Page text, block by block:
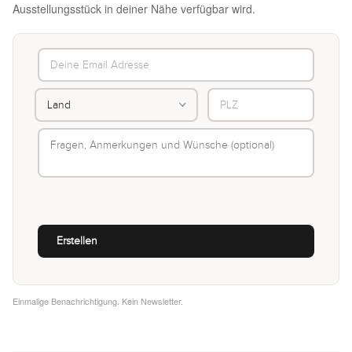
Ausstellungsstück in deiner Nähe verfügbar wird.
Einmalige Benachrichtigung. Kein Newsletter.